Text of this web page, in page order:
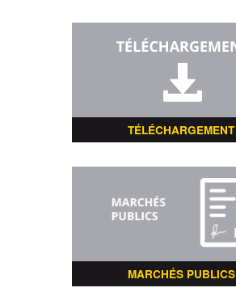
TÉLÉCHARGEMENT
MARCHÉS PUBLICS